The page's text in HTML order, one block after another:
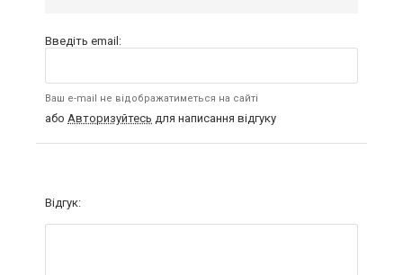
Введіть email:
Ваш e-mail не відображатиметься на сайті
або Авторизуйтесь для написання відгуку
Відгук: